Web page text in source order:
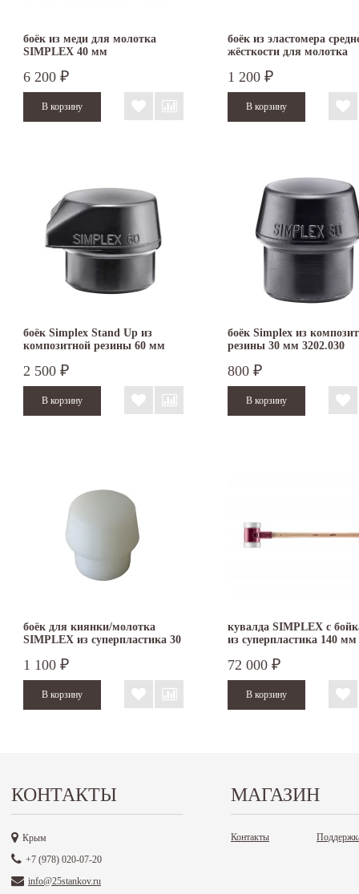
боёк из меди для молотка
SIMPLEX 40 мм
6 200 ₽
боёк из эластомера
жёсткости для молотка
1 200 ₽
боёк Simplex Stand Up из
композитной резины 60 мм
2 500 ₽
боёк Simplex из
резины 30 мм 3202.030
800 ₽
боёк для киянки/молотка
SIMPLEX из суперпластика 30
1 100 ₽
кувалда SIMPLEX с
из суперпластика 140 мм
72 000 ₽
КОНТАКТЫ
Крым
+7 (978) 020-07-20
info@25stankov.ru
МАГАЗИН
Контакты